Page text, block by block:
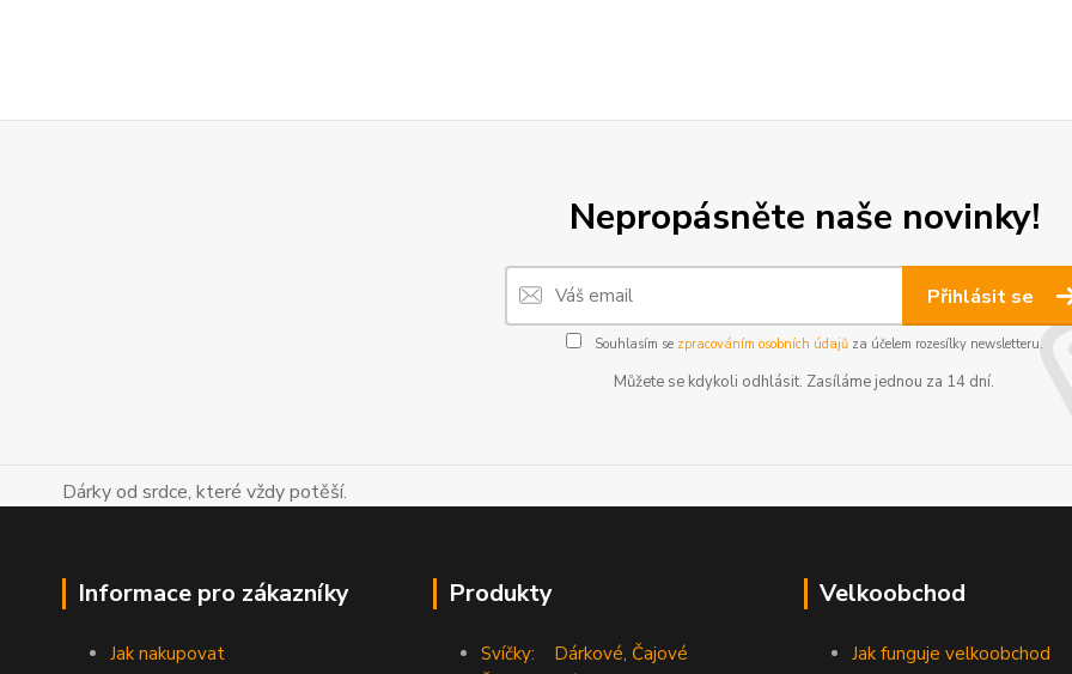
Nepropásněte naše novinky!
Přihlásit se
Souhlasím se zpracováním osobních údajůza účelem rozesílky newsletteru.
Můžete se kdykoli odhlásit. Zasíláme jednou za 14 dní.
Dárky od srdce, které vždy potěší.
Informace pro zákazníky
Jak nakupovat
Produkty
Svíčky: Dárkové, Čajové
Velkoobchod
Jak funguje velkoobchod